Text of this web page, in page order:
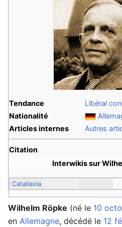
Tendance Libéral
Nationalité
Articles internes
Autres
Citation
Interwikis sur
Catallaxia
Wilhelm Röpke (né le 10
en Allemagne, décédé le 12